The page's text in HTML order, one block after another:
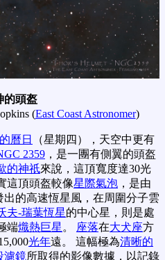
的頭盔
(East Coast Astronomer)
曆日
（星期四），天空中更有
2359 ，是一團有側翼的頭盔
的神祇來說，這頂寬度達30光
這頂頭盔較像星際氣泡 ，是由
的高速恆星風，在周圍分子雲
夫-瑞葉恆星的中心星，則是處
端熾熱巨星 。 座落在大犬座方
光年遠。 這幅極為清晰的
濾鏡所取得的影像數據，以記錄